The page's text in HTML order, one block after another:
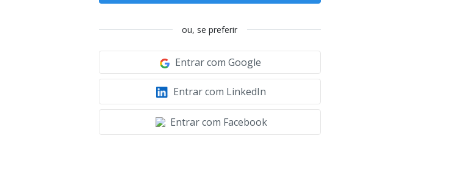
ou, se preferir
Entrar com Google
Entrar com LinkedIn
Entrar com Facebook